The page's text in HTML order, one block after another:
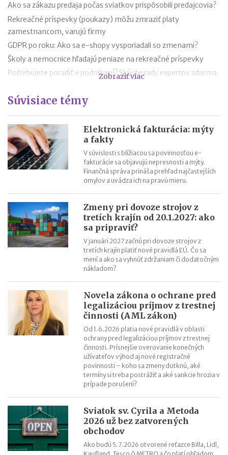
Ako sa zákazu predaja počas sviatkov prispôsobili predajcovia?
Rekreačné príspevky (poukazy) môžu zmraziť platy
zamestnancom, varujú firmy
GDPR po roku: Ako sa e-shopy vysporiadali so zmenami?
Školy a nemocnice hľadajú peniaze na rekreačné príspevky
Potrebujete poradiť v podnikaní? Skúste rady expertov zdarma
Najbláznivejšie názvy slovenských firiem
Každá desiata faktúra je nevymožiteľná. Pomôcť môže
poistenie pohľadávok
Startup Sharks pomáha firmám preraziť v zahraničí
Ukážte svoj start-up svetu! SBA vám uhradí náklady
Zobraziť viac
Súvisiace témy
Elektronická fakturácia: mýty
a fakty
V súvislosti s blížiacou sa povinnosťou e-
fakturácie sa objavujú nepresnosti a mýty.
Finančná správa prináša prehľad najčastejších
omylov a uvádza ich na pravú mieru.
Zmeny pri dovoze strojov z
tretích krajín od 20.1.2027: ako
sa pripraviť?
V januári 2027 začnú pri dovoze strojov z
tretích krajín platiť nové pravidlá EÚ. Čo sa
mení a ako sa vyhnúť zdržaniam či dodatočným
nákladom?
Novela zákona o ochrane pred
legalizáciou príjmov z trestnej
činnosti (AML zákon)
Od 1.6.2026 platia nové pravidlá v oblasti
ochrany pred legalizáciou príjmov z trestnej
činnosti. Prísnejšie overovanie konečných
užívateľov výhod aj nové registračné
povinnosti – koho sa zmeny dotknú, aké
termíny si treba postrážiť a aké sankcie hrozia v
prípade porušení?
Sviatok sv. Cyrila a Metoda
2026 už bez zatvorených
obchodov
Ako budú 5.7.2026 otvorené reťazce Billa, Lidl,